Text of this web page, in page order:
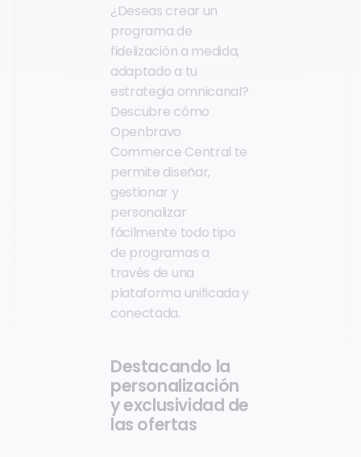
¿Deseas crear un
programa de
fidelización a medida,
adaptado a tu
estrategia omnicanal?
Descubre cómo
Openbravo
Commerce Central te
permite diseñar,
gestionar y
personalizar
fácilmente todo tipo
de programas a
través de una
plataforma unificada y
conectada.
Destacando la
personalización
y exclusividad de
las ofertas